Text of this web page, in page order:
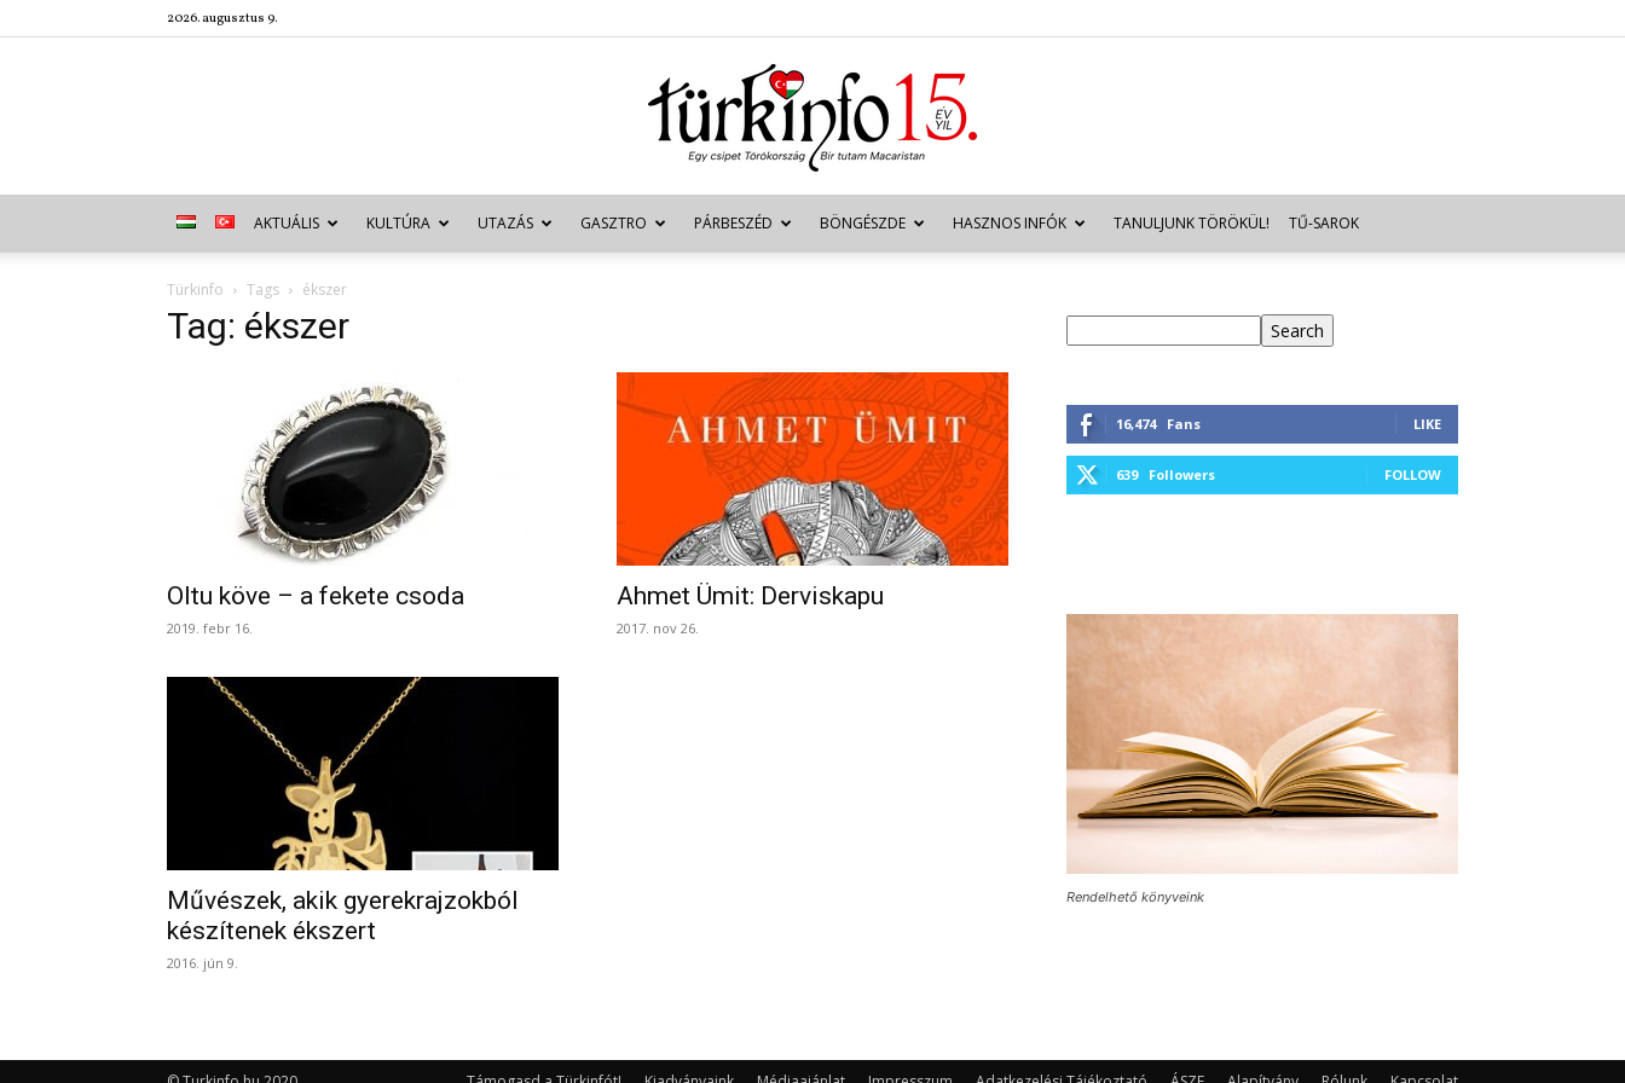
2026. augusztus 9.
Türkinfo
AKTUÁLIS KULTÚRA UTAZÁS GASZTRO PÁRBESZÉD BÖNGÉSZDE HASZNOS INFÓK TANULJUNK TÖRÖKÜL! TŰ-SAROK
Türkinfo Tags ékszer
Tag: ékszer
Oltu köve – a fekete csoda
2019. febr 16.
Ahmet Ümit: Derviskapu
2017. nov 26.
Művészek, akik gyerekrajzokból
készítenek ékszert
2016. jún 9.
Search
16,474 Fans LIKE
639 Followers FOLLOW
Rendelhető könyveink